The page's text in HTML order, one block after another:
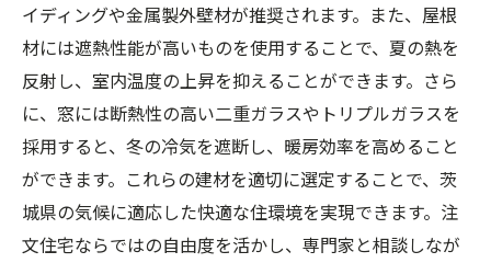
イディングや金属製外壁材が推奨されます。また、屋根
材には遮熱性能が高いものを使用することで、夏の熱を
反射し、室内温度の上昇を抑えることができます。さら
に、窓には断熱性の高い二重ガラスやトリプルガラスを
採用すると、冬の冷気を遮断し、暖房効率を高めること
ができます。これらの建材を適切に選定することで、茨
城県の気候に適応した快適な住環境を実現できます。注
文住宅ならではの自由度を活かし、専門家と相談しなが